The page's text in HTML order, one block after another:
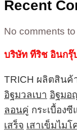
Recent
No comments
บริษัท ทีริช อินกรุ๊
TRICH ผลิตสินค้
อิฐมวลเบา อิฐมอ
ลอนคู่ กระเบื้อง
เสร็จ เสาเข็มไมโ